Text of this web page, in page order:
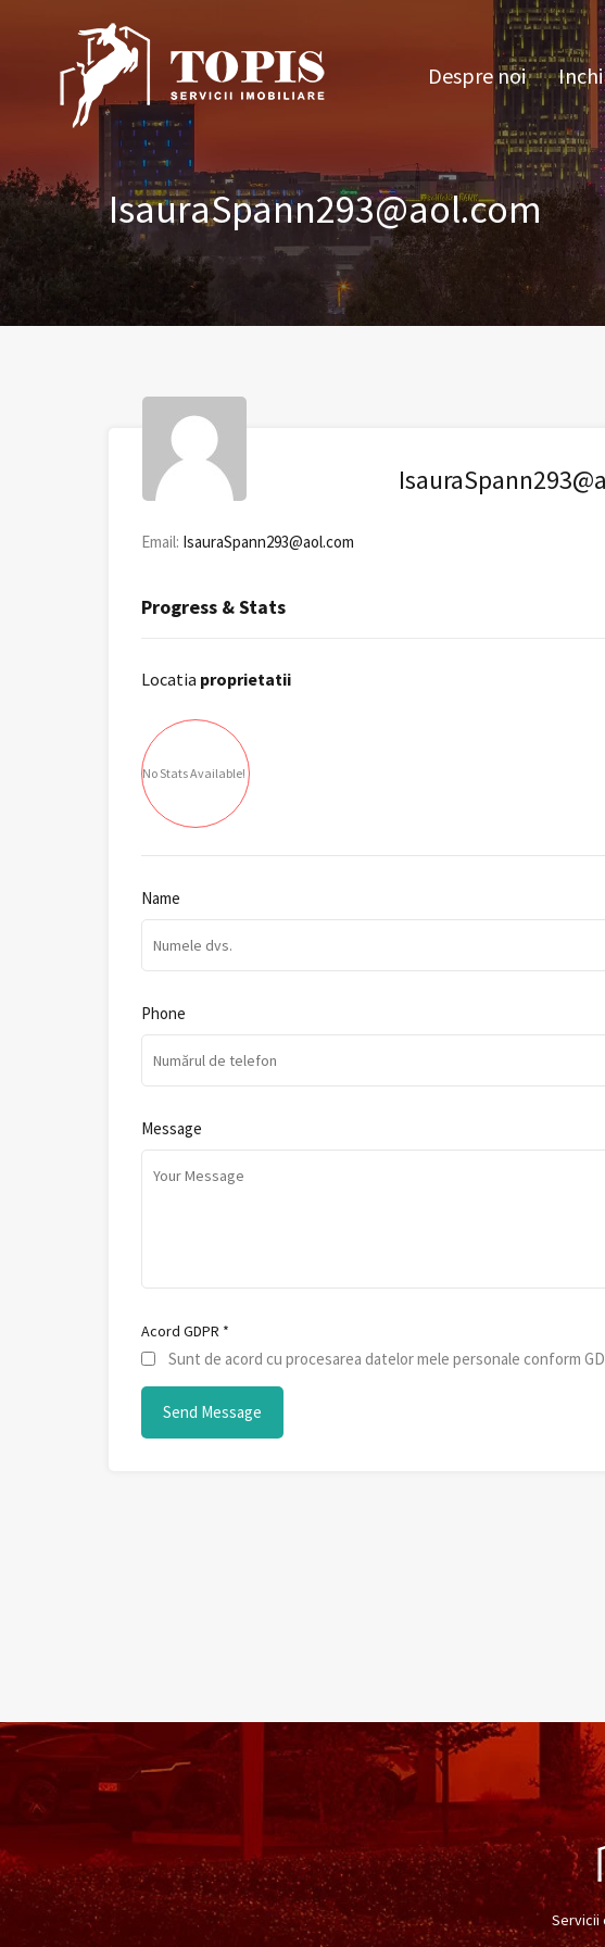
Despre noi
Despre noi
IsauraSpann293@aol.com
Email: IsauraSpann293@aol.com
Progress & Stats
Locatia proprietatii
No Stats Available!
Name
Phone
Message
Acord GDPR *
Sunt de acord cu procesarea datelor mele personale conform
Servicii